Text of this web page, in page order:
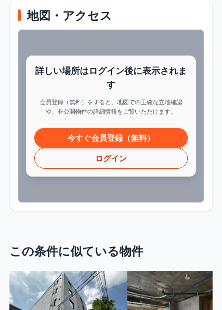
地図・アクセス
詳しい場所はログイン後に表示されま
す
会員登録（無料）をすると、地図での正確な立地確認
や、非公開物件の詳細情報をご覧いただけます。
今すぐ会員登録（無料）
ログイン
この条件に似ている物件